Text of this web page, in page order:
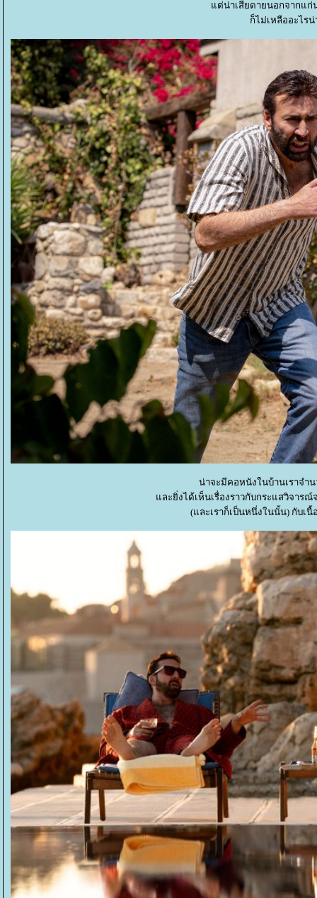
ต่น่าเสียดายนอกจากแก่
ก็ไม่เหลืออะไร
น่าจะมีคอหนังในบ้านเราจำ
ละยิ่งได้เห็นเรื่องราวกับกระแสวิจารณ์
(และเราก็เป็นหนึ่งในนั้น) กับเนื้